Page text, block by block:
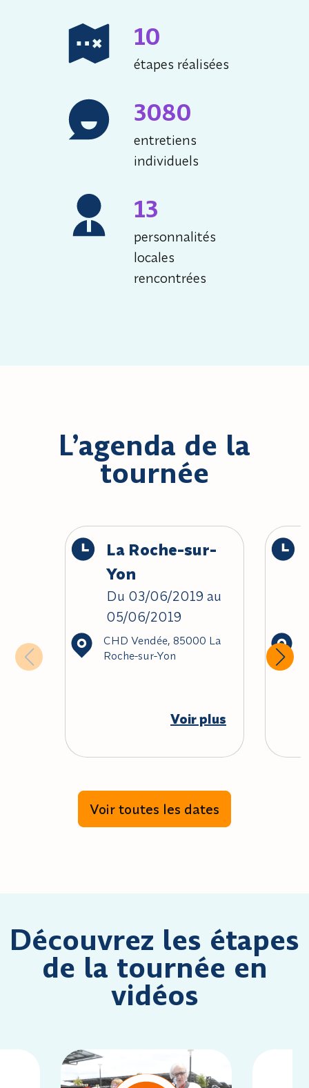
10
étapes réalisées
3080
entretiens
individuels
13
personnalités
locales
rencontrées
L’agenda de la
tournée
La Roche-sur-
Yon
Du 03/06/2019 au
05/06/2019
CHD Vendée, 85000 La
Roche-sur-Yon
Voir plus
Voir toutes les dates
Découvrez les étapes
de la tournée en
vidéos